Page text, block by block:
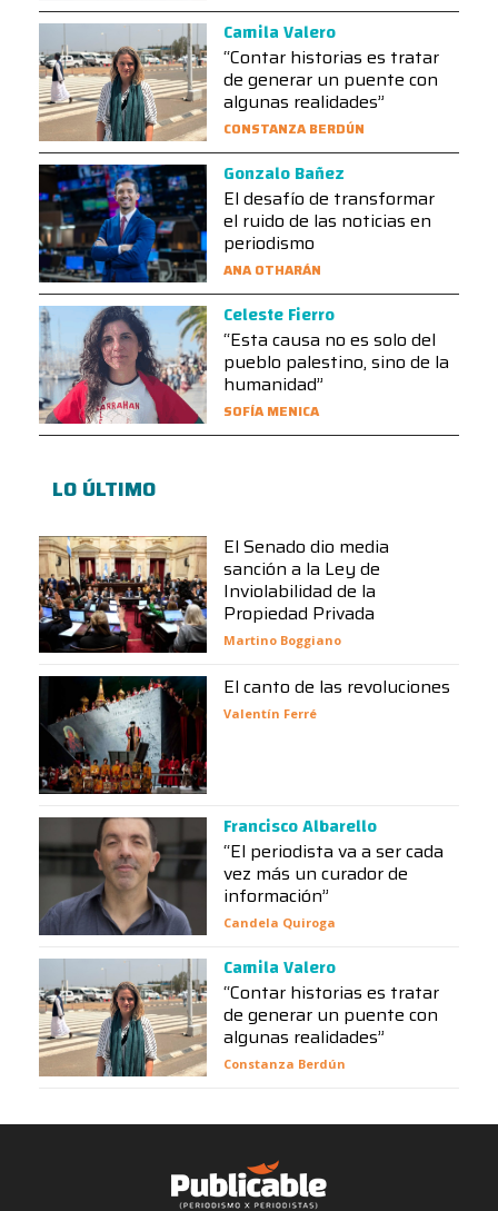
Camila Valero
“Contar historias es tratar
de generar un puente con
algunas realidades”
CONSTANZA BERDÚN
Gonzalo Bañez
El desafío de transformar
el ruido de las noticias en
periodismo
ANA OTHARÁN
Celeste Fierro
“Esta causa no es solo del
pueblo palestino, sino de la
humanidad”
SOFÍA MENICA
LO ÚLTIMO
El Senado dio media
sanción a la Ley de
Inviolabilidad de la
Propiedad Privada
Martino Boggiano
El canto de las revoluciones
Valentín Ferré
Francisco Albarello
“El periodista va a ser cada
vez más un curador de
información”
Candela Quiroga
Camila Valero
“Contar historias es tratar
de generar un puente con
algunas realidades”
Constanza Berdún